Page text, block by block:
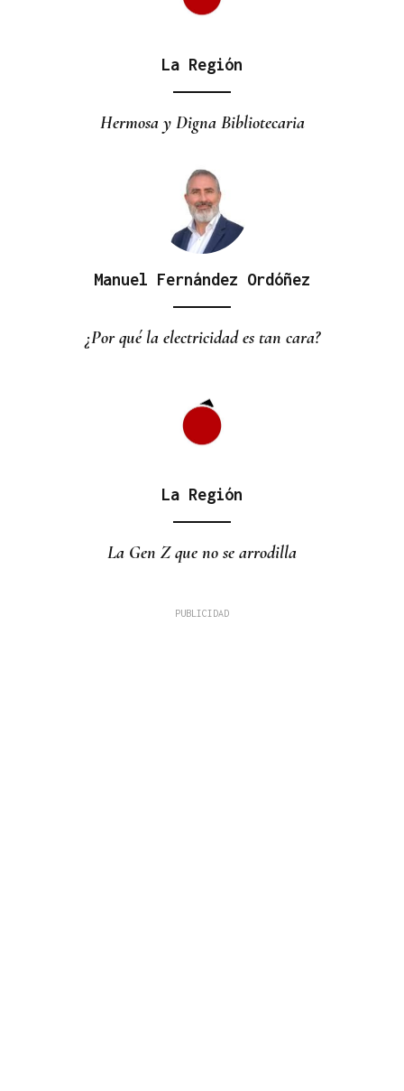
entrada a las termas de Outariz
La Región
Hermosa y Digna Bibliotecaria
Manuel Fernández Ordóñez
¿Por qué la electricidad es tan cara?
La Región
La Gen Z que no se arrodilla